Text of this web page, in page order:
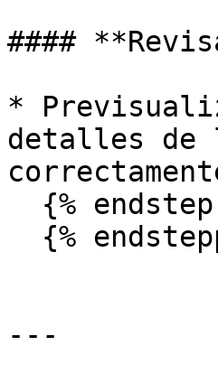
####
*
detalles de
---